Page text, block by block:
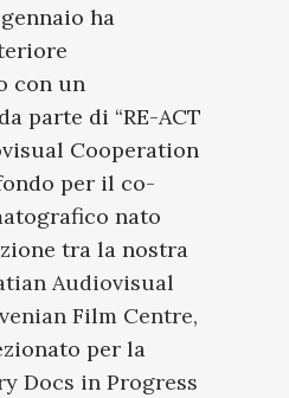
ha
con un
parte di “RE-ACT
Cooperation
per il co-
nato
tra la nostra
Audiovisual
Film Centre,
per la
Docs in Progress